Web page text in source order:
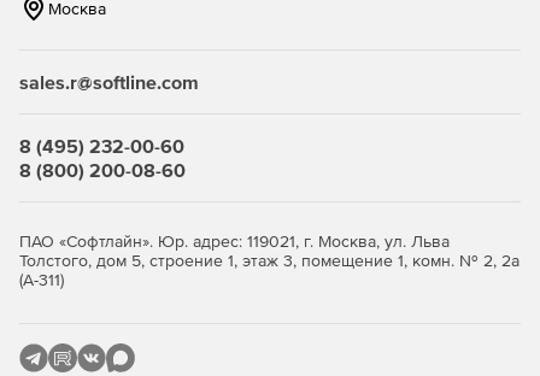
Синхронизация настроек. Войдя в CC с любого
компьютера, пользователи получат доступ к своим
необходимое для работы над web-проектами, будет
всегда под рукой.
большую и постоянно расширяемую библиотеку web-
шрифтов Adobe Edge Web Fonts Library на основе
высокоточную, яркую типографику, создавая
Москва
sales.r@softline.com
8 (495) 232-00-60
8 (800) 200-08-60
ПАО «Софтлайн». Юр. адрес: 119021, г. Москва, ул. Льва
Толстого, дом 5, строение 1, этаж 3, помещение 1, комн. № 2, 2а
(А-311)